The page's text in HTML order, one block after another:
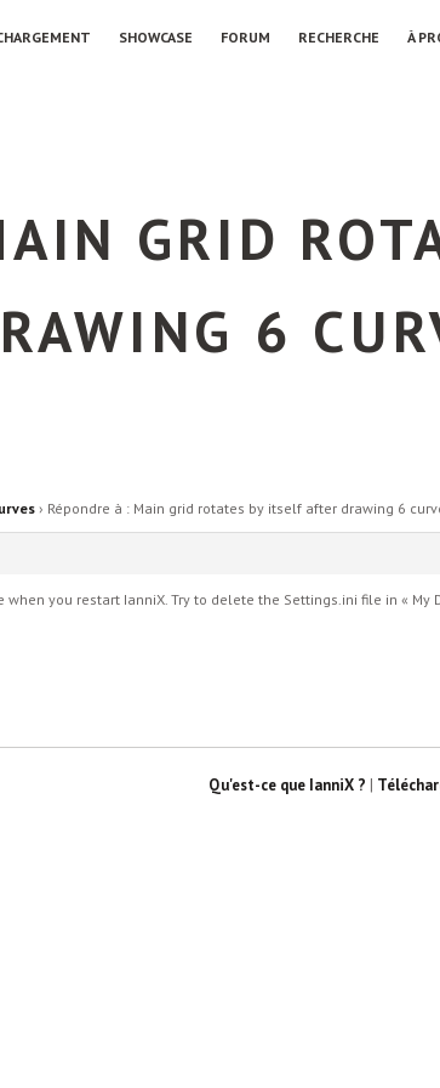
SHOWCASE FORUM RECHERCHE À
GRID
6
› Répondre à : Main grid rotates by itself after drawing 6
when you restart IanniX. Try to delete the Settings.ini file in «
Qu'est-ce que IanniX ? |